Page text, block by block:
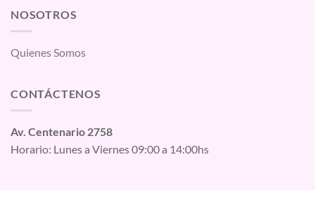
NOSOTROS
Quienes Somos
CONTÁCTENOS
Av. Centenario 2758
Horario: Lunes a Viernes 09:00 a 14:00hs